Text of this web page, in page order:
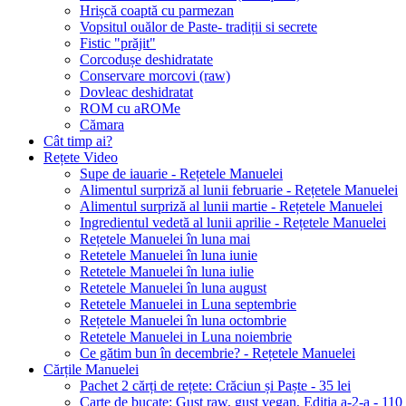
Hrișcă coaptă cu parmezan
Vopsitul ouălor de Paste- tradiții si secrete
Fistic "prăjit"
Corcodușe deshidratate
Conservare morcovi (raw)
Dovleac deshidratat
ROM cu aROMe
Cămara
Cât timp ai?
Rețete Video
Supe de iauarie - Rețetele Manuelei
Alimentul surpriză al lunii februarie - Rețetele Manuelei
Alimentul surpriză al lunii martie - Rețetele Manuelei
Ingredientul vedetă al lunii aprilie - Rețetele Manuelei
Rețetele Manuelei în luna mai
Retetele Manuelei în luna iunie
Retetele Manuelei în luna iulie
Retetele Manuelei în luna august
Retetele Manuelei in Luna septembrie
Rețetele Manuelei în luna octombrie
Retetele Manuelei in Luna noiembrie
Ce gătim bun în decembrie? - Rețetele Manuelei
Cărțile Manuelei
Pachet 2 cărți de rețete: Crăciun și Paște - 35 lei
Carte de bucate: Gust raw, gust vegan, Ediția a-2-a -